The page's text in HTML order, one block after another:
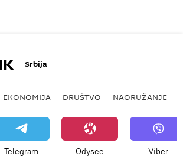
Srbija
EKONOMIJA DRUŠTVO NAORUŽANJE
Telegram Odysee Viber